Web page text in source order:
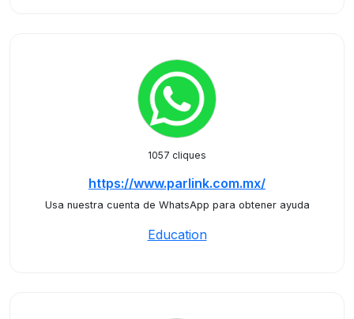
1057 cliques
https://www.parlink.com.mx/
Usa nuestra cuenta de WhatsApp para obtener ayuda
Education